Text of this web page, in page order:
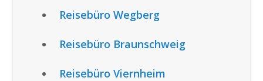
Reisebüro Wegberg
Reisebüro Braunschweig
Reisebüro Viernheim